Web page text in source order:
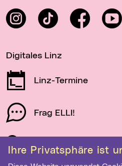
Ihre Privatsphäre ist
InstagramTikTok Facebook
Digitales Linz
Linz-Termine
Frag ELLI!
Schau auf Linz